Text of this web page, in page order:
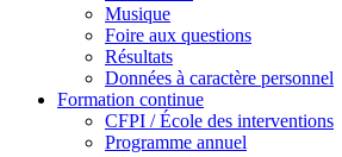
Musique
Foire aux questions
Résultats
Données à caractère personnel
Formation continue
CFPI / École des interventions
Programme annuel